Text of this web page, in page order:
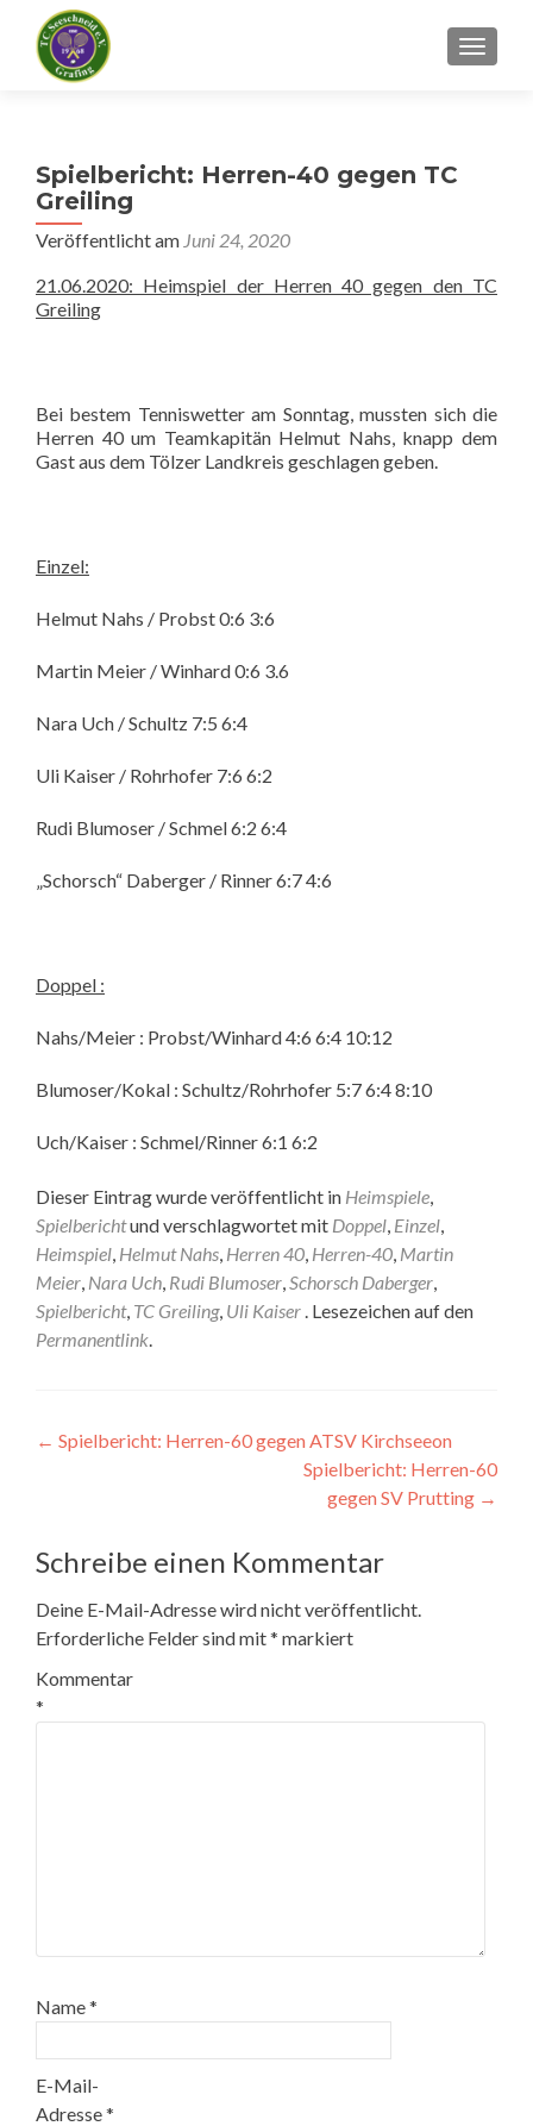
Spielbericht: Herren-40 gegen TC
Greiling
Veröffentlicht am Juni 24, 2020
21.06.2020: Heimspiel der Herren 40 gegen den TC
Greiling
Bei bestem Tenniswetter am Sonntag, mussten sich die
Herren 40 um Teamkapitän Helmut Nahs, knapp dem
Gast aus dem Tölzer Landkreis geschlagen geben.
Einzel:
Helmut Nahs / Probst 0:6 3:6
Martin Meier / Winhard 0:6 3.6
Nara Uch / Schultz 7:5 6:4
Uli Kaiser / Rohrhofer 7:6 6:2
Rudi Blumoser / Schmel 6:2 6:4
„Schorsch“ Daberger / Rinner 6:7 4:6
Doppel :
Nahs/Meier : Probst/Winhard 4:6 6:4 10:12
Blumoser/Kokal : Schultz/Rohrhofer 5:7 6:4 8:10
Uch/Kaiser : Schmel/Rinner 6:1 6:2
Dieser Eintrag wurde veröffentlicht in Heimspiele,
Spielberichtund verschlagwortet mit Doppel, Einzel,
Heimspiel, Helmut Nahs, Herren 40, Herren-40, Martin
Meier, Nara Uch, Rudi Blumoser,Schorsch Daberger,
Spielbericht, TC Greiling, Uli Kaiser . Lesezeichen auf den
Permanentlink.
Beitragsnavigation
← Spielbericht: Herren-60 gegen ATSV Kirchseeon
Spielbericht: Herren-60
gegen SV Prutting →
Schreibe einen Kommentar
Deine E-Mail-Adresse wird nicht veröffentlicht.
Erforderliche Felder sind mit* markiert
Kommentar
*
Name*
E-Mail-
Adresse*